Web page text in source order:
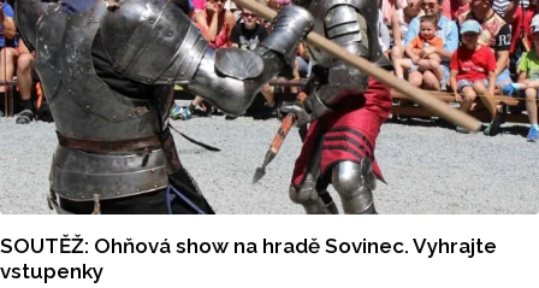
SOUTĚŽ: Ohňová show na hradě Sovinec. Vyhrajte
vstupenky